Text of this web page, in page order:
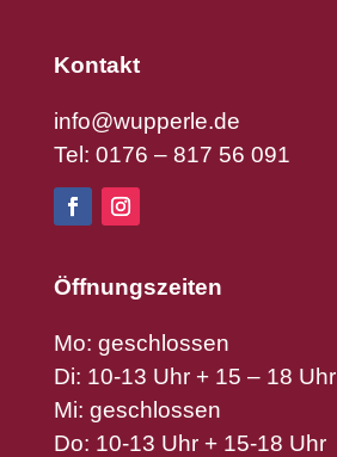
Kontakt
info@wupperle.de
Tel: 0176 – 817 56 091
Öffnungszeiten
Mo: geschlossen
Di: 10-13 Uhr + 15 – 18 Uhr
Mi: geschlossen
Do: 10-13 Uhr + 15-18 Uhr